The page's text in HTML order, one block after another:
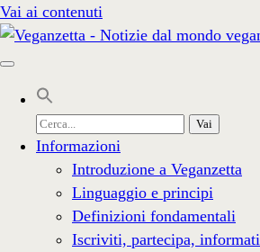
Vai ai contenuti
Cerca
per:
Informazioni
Introduzione a Veganzetta
Linguaggio e principi
Definizioni fondamentali
Iscriviti, partecipa, informati